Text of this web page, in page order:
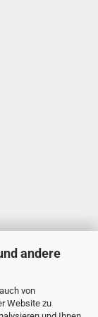
andere
von
Website zu